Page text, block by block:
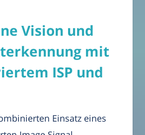
Vision und
mit
ISP und
Einsatz eines